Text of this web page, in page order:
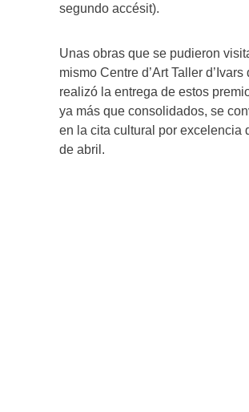
segundo accésit).
Unas obras que se pudieron
mismo Centre d’Art Taller
realizó la entrega de estos
ya más que consolidados, se
en la cita cultural por excelencia
de abril.